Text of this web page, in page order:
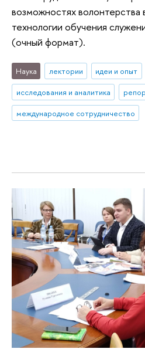
возможностях волонтерства
технологии обучения
(очный формат).
Наука лектории идеи и опыт
исследования и аналитика
международное сотрудничество